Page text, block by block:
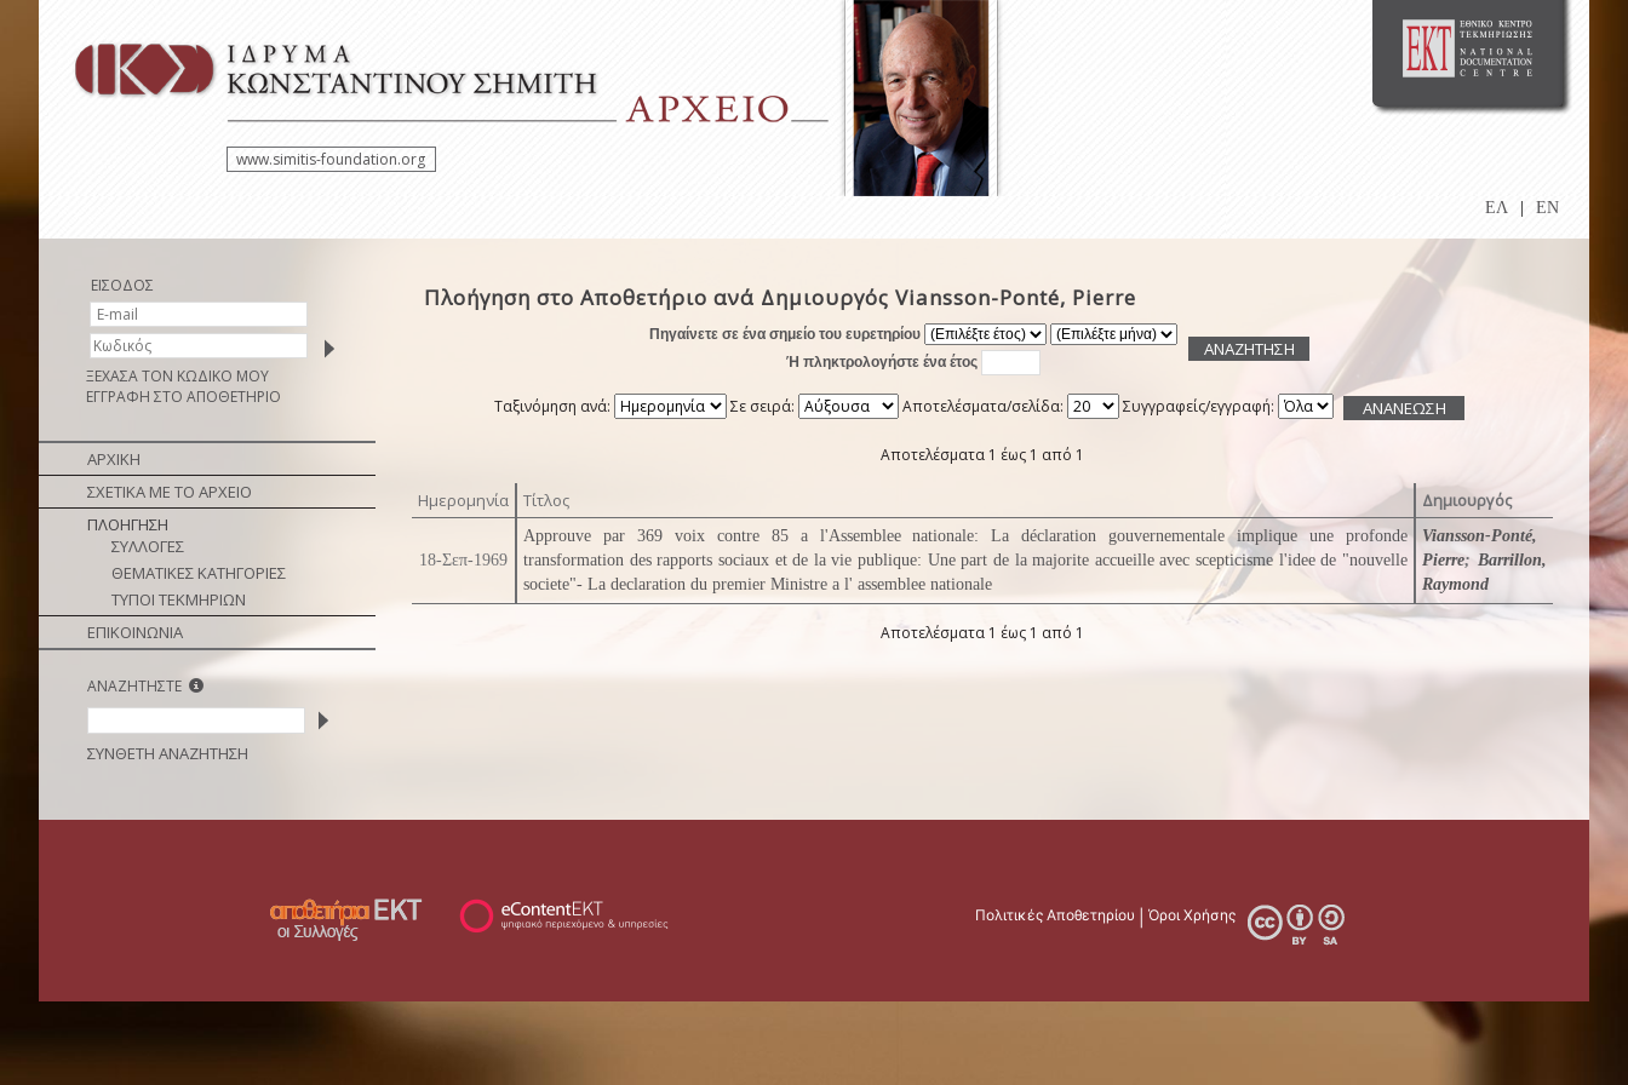
www.simitis-foundation.org
ΕΛ EN
ΕΙΣΟΔΟΣ
ΞΕΧΑΣΑ ΤΟΝ ΚΩΔΙΚΟ ΜΟΥ
ΕΓΓΡΑΦΗ ΣΤΟ ΑΠΟΘΕΤΗΡΙΟ
ΑΡΧΙΚΗ
ΣΧΕΤΙΚΑ ΜΕ ΤΟ ΑΡΧΕΙΟ
ΠΛΟΗΓΗΣΗ
ΣΥΛΛΟΓΕΣ
ΘΕΜΑΤΙΚΕΣ ΚΑΤΗΓΟΡΙΕΣ
ΤΥΠΟΙ ΤΕΚΜΗΡΙΩΝ
ΕΠΙΚΟΙΝΩΝΙΑ
ΑΝΑΖΗΤΗΣΤΕ
ΣΥΝΘΕΤΗ ΑΝΑΖΗΤΗΣΗ
Πλοήγηση στο Αποθετήριο ανά Δημιουργός Viansson-Ponté, Pierre
Πηγαίνετε σε ένα σημείο του ευρετηρίου
Ή πληκτρολογήστε ένα έτος
Ταξινόμηση ανά: Σε σειρά: Αποτελέσματα/σελίδα: Συγγραφείς/εγγραφή:
Αποτελέσματα 1 έως 1 από 1
Ημερομηνία Τίτλος Δημιουργός
18-Σεπ-1969
Approuve par 369 voix contre 85 a l'Assemblee nationale: La déclaration gouvernementale implique une profonde
transformation des rapports sociaux et de la vie publique: Une part de la majorite accueille avec scepticisme l'idee de "nouvelle
societe"- La declaration du premier Ministre a l' assemblee nationale
Viansson-Ponté,
Pierre; Barrillon,
Raymond
Αποτελέσματα 1 έως 1 από 1